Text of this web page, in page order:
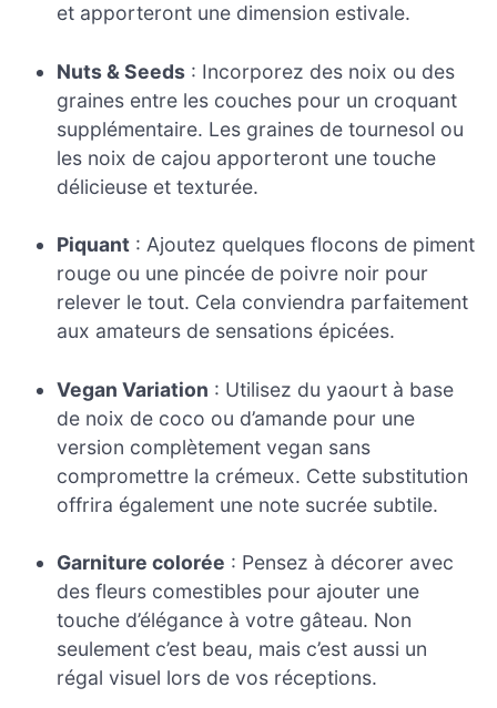
et apporteront une dimension estivale.
Nuts & Seeds : Incorporez des noix ou des
graines entre les couches pour un croquant
supplémentaire. Les graines de tournesol ou
les noix de cajou apporteront une touche
délicieuse et texturée.
Piquant : Ajoutez quelques flocons de piment
rouge ou une pincée de poivre noir pour
relever le tout. Cela conviendra parfaitement
aux amateurs de sensations épicées.
Vegan Variation : Utilisez du yaourt à base
de noix de coco ou d’amande pour une
version complètement vegan sans
compromettre la crémeux. Cette substitution
offrira également une note sucrée subtile.
Garniture colorée : Pensez à décorer avec
des fleurs comestibles pour ajouter une
touche d’élégance à votre gâteau. Non
seulement c’est beau, mais c’est aussi un
régal visuel lors de vos réceptions.